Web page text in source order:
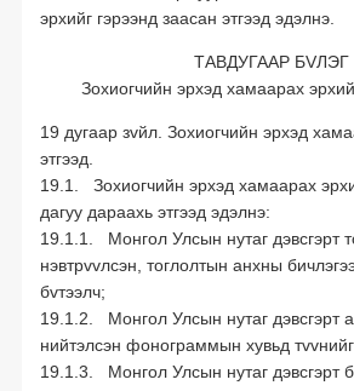
эрхийг гэрээнд заасан этгээд эдэлнэ.
ТАВДУГААР БVЛЭГ
Зохиогчийн эрхэд хамаарах
19 дугаар зvйл. Зохиогчийн эрхэд
этгээд.
19.1. Зохиогчийн эрхэд хамаарах
дагуу дараахь этгээд эдэлнэ:
19.1.1. Монгол Улсын нутаг дэвсгэрт
нэвтрvvлсэн, тоглолтын анхны
бvтээлч;
19.1.2. Монгол Улсын нутаг дэвсгэрт
нийтэлсэн фонограммын хувьд тvvнийг
19.1.3. Монгол Улсын нутаг дэвсгэрт